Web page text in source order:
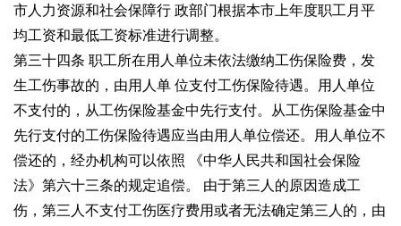
市人力资源和社会保障行 政部门根据本市上年度职工月平
均工资和最低工资标准进行调整。
第三十四条 职工所在用人单位未依法缴纳工伤保险费，发
生工伤事故的，由用人单 位支付工伤保险待遇。用人单位
不支付的，从工伤保险基金中先行支付。从工伤保险基金中
先行支付的工伤保险待遇应当由用人单位偿还。用人单位不
偿还的，经办机构可以依照
《中华人民共和国社会保险
法》第六十三条的规定追偿。 由于第三人的原因造成工
伤，第三人不支付工伤医疗费用或者无法确定第三人的，由